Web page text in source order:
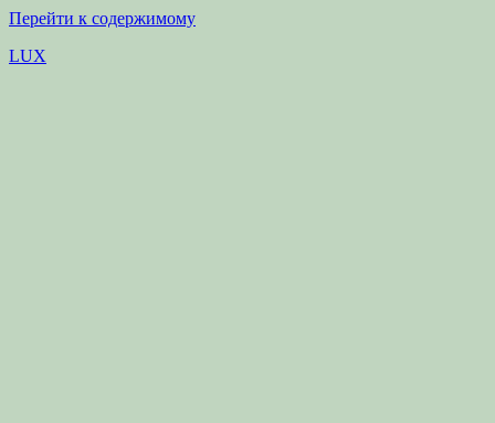
Перейти к содержимому
LUX